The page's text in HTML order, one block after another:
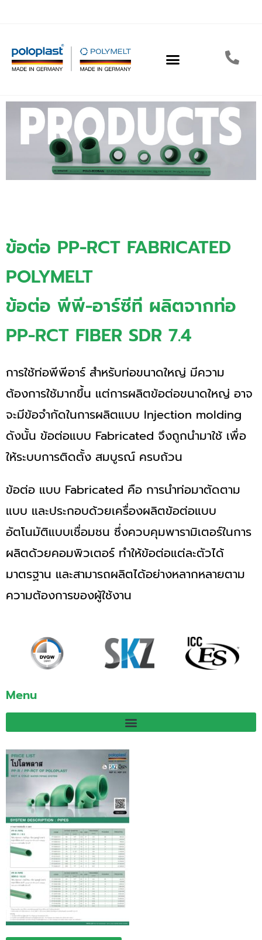
ข้อต่อ PP-RCT FABRICATED
POLYMELT
ข้อต่อ พีพี-อาร์ซีที ผลิตจากท่อ
PP-RCT FIBER SDR 7.4
การใช้ท่อพีพีอาร์ สำหรับท่อขนาดใหญ่ มีความ
ต้องการใช้มากขึ้น แต่การผลิตข้อต่อขนาดใหญ่ อาจ
จะมีข้อจำกัดในการผลิตแบบ Injection molding
ดังนั้น ข้อต่อแบบ Fabricated จึงถูกนำมาใช้ เพื่อ
ให้ระบบการติดตั้ง สมบูรณ์ ครบถ้วน
ข้อต่อ แบบ Fabricated คือ การนำท่อมาตัดตาม
แบบ และประกอบด้วยเครื่องผลิตข้อต่อแบบ
อัตโนมัติแบบเชื่อมชน ซึ่งควบคุมพารามิเตอร์ในการ
ผลิตด้วยคอมพิวเตอร์ ทำให้ข้อต่อแต่ละตัวได้
มาตรฐาน และสามารถผลิตได้อย่างหลากหลายตาม
ความต้องการของผู้ใช้งาน
Menu